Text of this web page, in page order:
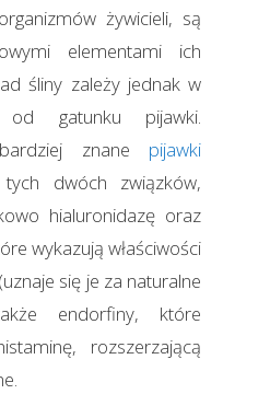
żywicieli, są
elementami ich
śliny zależy jednak w
od gatunku pijawki.
znane pijawki
dwóch związków,
hialuronidazę oraz
wykazują właściwości
się je za naturalne
endorfiny, które
rozszerzającą